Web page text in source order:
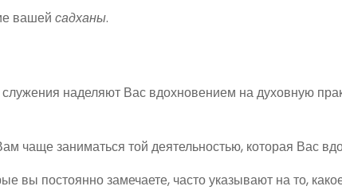
вашей садханы.
наделяют Вас вдохновением на духовную
чаще заниматься той деятельностью, которая Вас
вы постоянно замечаете, часто указывают на то,